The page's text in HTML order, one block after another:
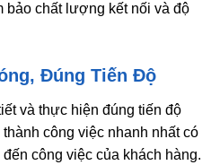
bảo chất lượng kết nối và độ
Đúng Tiến Độ
và thực hiện đúng tiến độ
công việc nhanh nhất có
công việc của khách hàng.